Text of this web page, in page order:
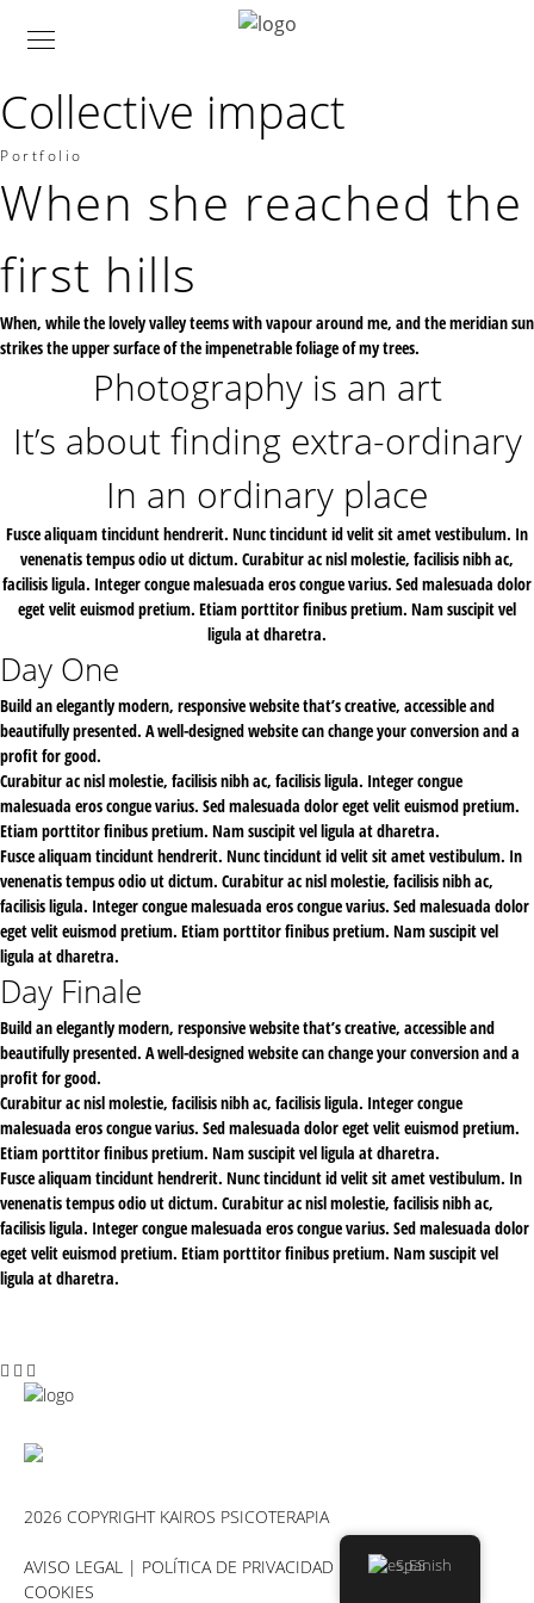
Collective impact
Portfolio
When she reached the
first hills
When, while the lovely valley teems with vapour around me, and the meridian sun
strikes the upper surface of the impenetrable foliage of my trees.
Photography is an art
It’s about finding extra-ordinary
In an ordinary place
Fusce aliquam tincidunt hendrerit. Nunc tincidunt id velit sit amet vestibulum. In
venenatis tempus odio ut dictum. Curabitur ac nisl molestie, facilisis nibh ac,
facilisis ligula. Integer congue malesuada eros congue varius. Sed malesuada dolor
eget velit euismod pretium. Etiam porttitor finibus pretium. Nam suscipit vel
ligula at dharetra.
Day One
Build an elegantly modern, responsive website that’s creative, accessible and
beautifully presented. A well-designed website can change your conversion and a
profit for good.
Curabitur ac nisl molestie, facilisis nibh ac, facilisis ligula. Integer congue
malesuada eros congue varius. Sed malesuada dolor eget velit euismod pretium.
Etiam porttitor finibus pretium. Nam suscipit vel ligula at dharetra.
Fusce aliquam tincidunt hendrerit. Nunc tincidunt id velit sit amet vestibulum. In
venenatis tempus odio ut dictum. Curabitur ac nisl molestie, facilisis nibh ac,
facilisis ligula. Integer congue malesuada eros congue varius. Sed malesuada dolor
eget velit euismod pretium. Etiam porttitor finibus pretium. Nam suscipit vel
ligula at dharetra.
Day Finale
Build an elegantly modern, responsive website that’s creative, accessible and
beautifully presented. A well-designed website can change your conversion and a
profit for good.
Curabitur ac nisl molestie, facilisis nibh ac, facilisis ligula. Integer congue
malesuada eros congue varius. Sed malesuada dolor eget velit euismod pretium.
Etiam porttitor finibus pretium. Nam suscipit vel ligula at dharetra.
Fusce aliquam tincidunt hendrerit. Nunc tincidunt id velit sit amet vestibulum. In
venenatis tempus odio ut dictum. Curabitur ac nisl molestie, facilisis nibh ac,
facilisis ligula. Integer congue malesuada eros congue varius. Sed malesuada dolor
eget velit euismod pretium. Etiam porttitor finibus pretium. Nam suscipit vel
ligula at dharetra.
2026 COPYRIGHT KAIROS PSICOTERAPIA
AVISO LEGAL | POLÍTICA DE PRIVACIDAD
POLÍTICA DE
COOKIES
Spanish